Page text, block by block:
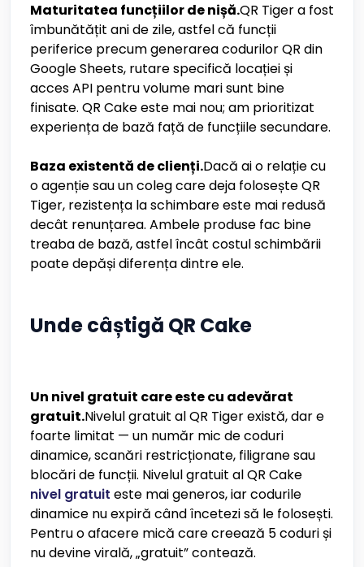
Maturitatea funcțiilor de nișă.QR Tiger a fost
îmbunătățit ani de zile, astfel că funcții
periferice precum generarea codurilor QR din
Google Sheets, rutare specifică locației și
acces API pentru volume mari sunt bine
finisate. QR Cake este mai nou; am prioritizat
experiența de bază față de funcțiile secundare.
Baza existentă de clienți.Dacă ai o relație cu
o agenție sau un coleg care deja folosește QR
Tiger, rezistența la schimbare este mai redusă
decât renunțarea. Ambele produse fac bine
treaba de bază, astfel încât costul schimbării
poate depăși diferența dintre ele.
Unde câștigă QR Cake
Un nivel gratuit care este cu adevărat
gratuit.Nivelul gratuit al QR Tiger există, dar e
foarte limitat — un număr mic de coduri
dinamice, scanări restricționate, filigrane sau
blocări de funcții. Nivelul gratuit al QR Cake
nivel gratuit este mai generos, iar codurile
dinamice nu expiră când încetezi să le folosești.
Pentru o afacere mică care creează 5 coduri și
nu devine virală, „gratuit” contează.